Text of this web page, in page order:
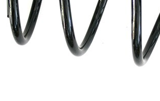
Vnější
průměr
145 mm
Klíčové
písmeno
Klíčové